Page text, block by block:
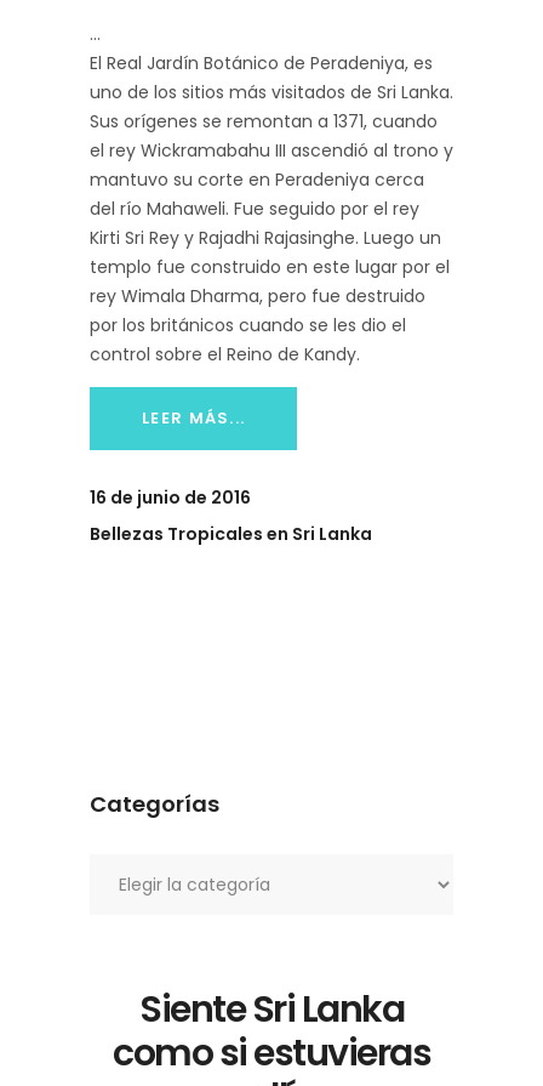
El Real Jardín Botánico de Peradeniya, es
uno de los sitios más visitados de Sri Lanka.
Sus orígenes se remontan a 1371, cuando
el rey Wickramabahu III ascendió al trono y
mantuvo su corte en Peradeniya cerca
del río Mahaweli. Fue seguido por el rey
Kirti Sri Rey y Rajadhi Rajasinghe. Luego un
templo fue construido en este lugar por el
rey Wimala Dharma, pero fue destruido
por los británicos cuando se les dio el
control sobre el Reino de Kandy.
LEER MÁS...
16 de junio de 2016
Bellezas Tropicales en Sri Lanka
Categorías
Siente Sri Lanka
como si estuvieras